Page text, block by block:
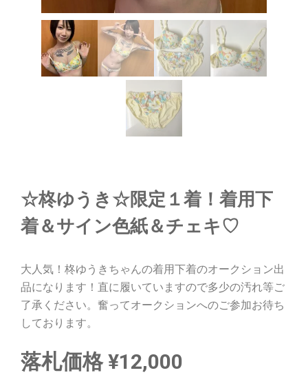
☆柊ゆうき☆限定１着！着用下
着＆サイン色紙＆チェキ♡
大人気！柊ゆうきちゃんの着用下着のオークション出
品になります！直に履いていますので多少の汚れ等ご
了承ください。奮ってオークションへのご参加お待ち
しております。
落札価格¥12,000